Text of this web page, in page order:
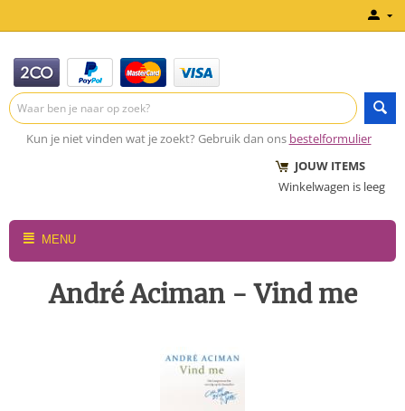
Kun je niet vinden wat je zoekt? Gebruik dan ons bestelformulier
JOUW ITEMS
Winkelwagen is leeg
MENU
André Aciman - Vind me